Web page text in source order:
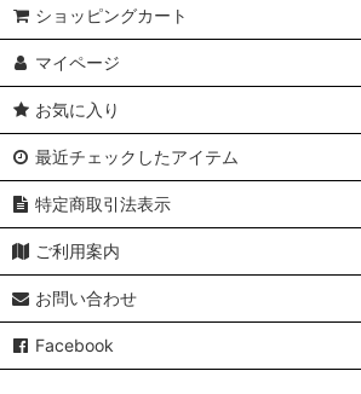
ショッピングカート
マイページ
お気に入り
最近チェックしたアイテム
特定商取引法表示
ご利用案内
お問い合わせ
Facebook